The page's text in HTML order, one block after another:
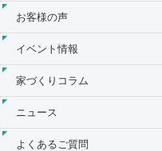
お客様の声
イベント情報
家づくりコラム
ニュース
よくあるご質問